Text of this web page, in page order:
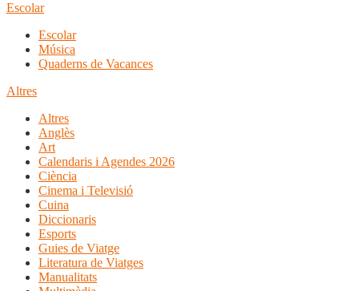
Escolar
Escolar
Música
Quaderns de Vacances
Altres
Altres
Anglès
Art
Calendaris i Agendes 2026
Ciència
Cinema i Televisió
Cuina
Diccionaris
Esports
Guies de Viatge
Literatura de Viatges
Manualitats